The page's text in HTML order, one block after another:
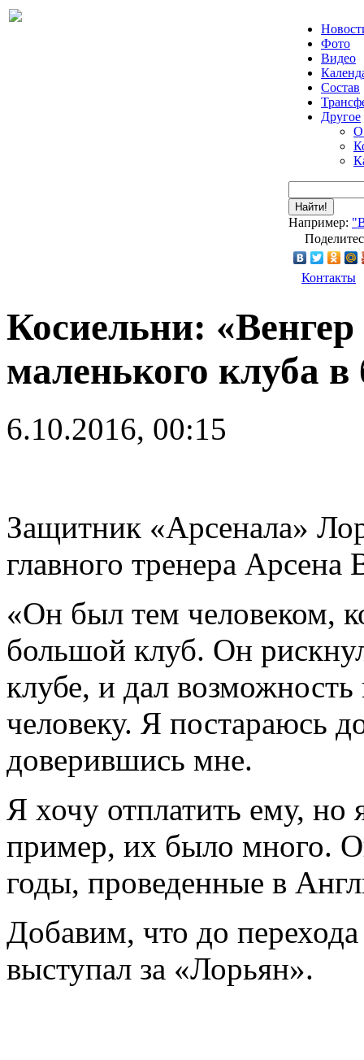
Фото
Видео
Состав
Другое
О
Найти!
Например:
Контакты
Косиельни:
маленького клуба
6.10.2016, 00:15
Защитник «Арсенала»
главного тренера Арсена
«Он был тем человеком,
большой клуб. Он
клубе, и дал
человеку. Я постараюсь
доверившись мне.
Я хочу отплатить ему,
пример, их было много.
годы, проведенные в
Добавим, что до
выступал за «Лорьян».